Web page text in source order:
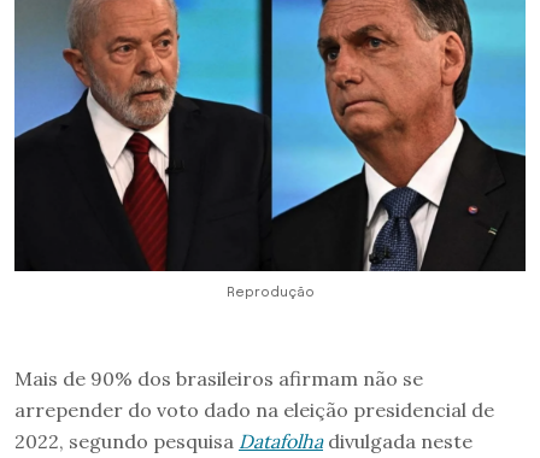
Reprodução
Mais de 90% dos brasileiros afirmam não se
arrepender do voto dado na eleição presidencial de
2022, segundo pesquisa Datafolhadivulgada neste